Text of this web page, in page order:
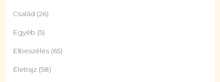
Család (26)
Egyéb (5)
Elbeszélés (65)
Életrajz (58)